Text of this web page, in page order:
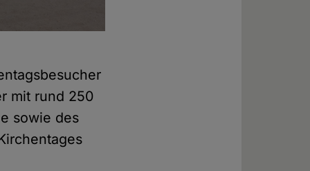
mit rund 250
sowie des